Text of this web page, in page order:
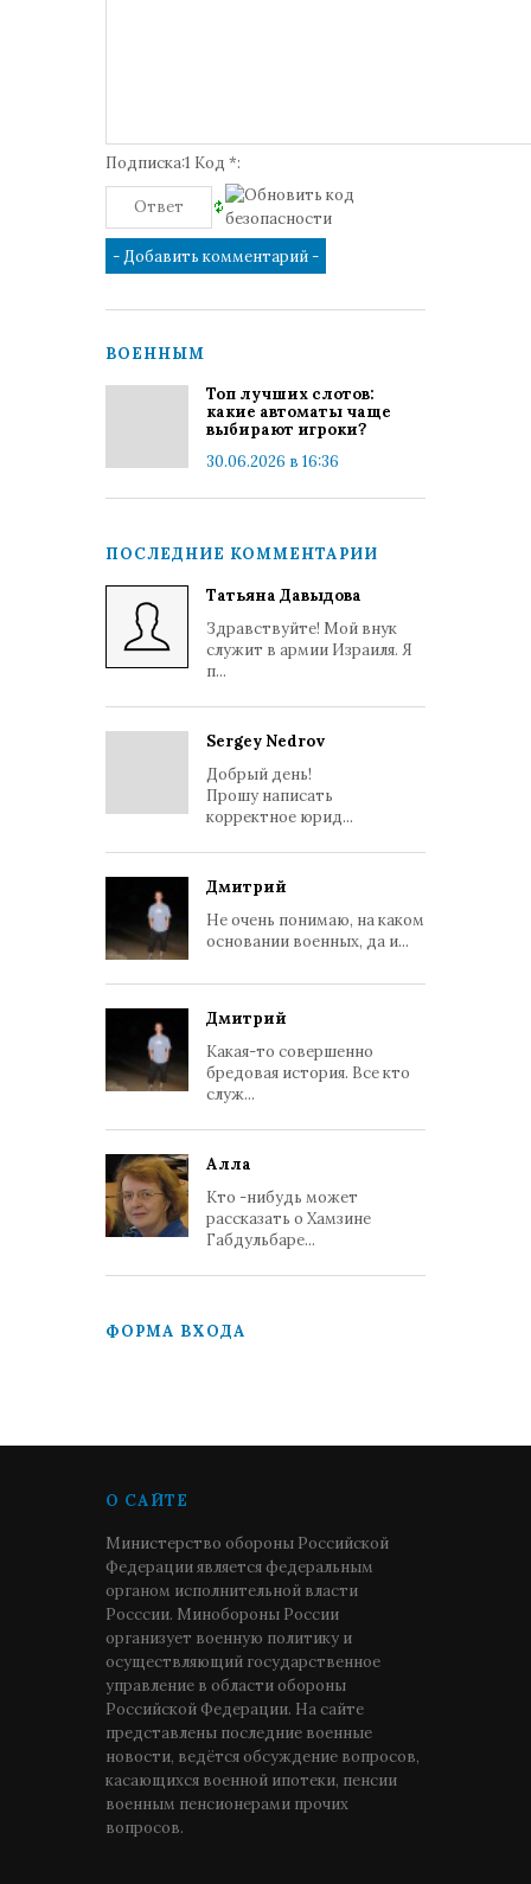
Подписка:1 Код *:
ВОЕННЫМ
Топ лучших слотов:
какие автоматы чаще
выбирают игроки?
30.06.2026 в 16:36
ПОСЛЕДНИЕ КОММЕНТАРИИ
Татьяна Давыдова
Здравствуйте! Мой внук
служит в армии Израиля. Я
п...
Sergey Nedrov
Добрый день!
Прошу написать
корректное юрид...
Дмитрий
Не очень понимаю, на каком
основании военных, да и...
Дмитрий
Какая-то совершенно
бредовая история. Все кто
служ...
Алла
Кто -нибудь может
рассказать о Хамзине
Габдульбаре...
ФОРМА ВХОДА
О САЙТЕ
Министерство обороны Российской
Федерации является федеральным
органом исполнительной власти
Росссии. Минобороны России
организует военную политику и
осуществляющий государственное
управление в области обороны
Российской Федерации. На сайте
представлены последние военные
новости, ведётся обсуждение вопросов,
касающихся военной ипотеки, пенсии
военным пенсионерами прочих
вопросов.